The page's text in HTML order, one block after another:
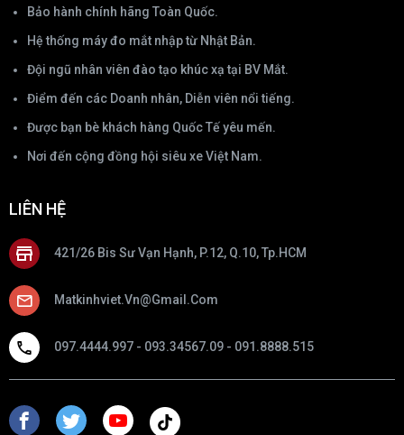
Bảo hành chính hãng Toàn Quốc.
Hệ thống máy đo mắt nhập từ Nhật Bản.
Đội ngũ nhân viên đào tạo khúc xạ tại BV Mắt.
Điểm đến các Doanh nhân, Diễn viên nổi tiếng.
Được bạn bè khách hàng Quốc Tế yêu mến.
Nơi đến cộng đồng hội siêu xe Việt Nam.
LIÊN HỆ
421/26 Bis Sư Vạn Hạnh, P.12, Q.10, Tp.HCM
Matkinhviet.vn@gmail.com
097.4444.997 - 093.34567.09 - 091.8888.515